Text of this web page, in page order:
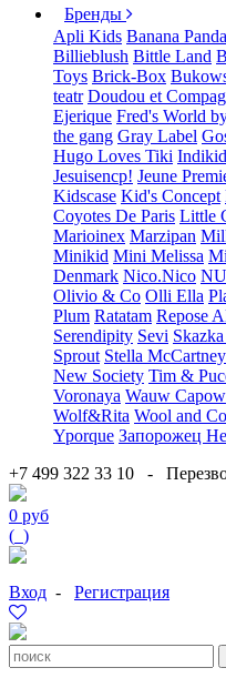
Бренды
Apli Kids Banana Panda
Billieblush Bittle Land
Toys Brick-Box
teatr Doudou et
Ejerique Fred's World
the gang Gray Label
Hugo Loves Tiki
Jesuisencp! Jeune
Kidscase Kid's Concept
Coyotes De Paris Little
Marioinex Marzipan
Minikid Mini Melissa
Denmark Nico.Nico
Olivio & Co Olli Ella
Plum Ratatam Repose
Serendipity Sevi
Sprout Stella
New Society Tim &
Voronaya Wauw Capow
Wolf&Rita Wool and
Yporque Запорожец
+7 499 322 33 10 -
0 руб
( )
Вход - Регистрация